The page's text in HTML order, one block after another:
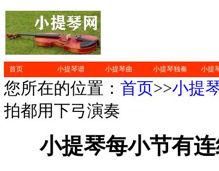
首页 小提琴谱 小提琴曲 小提琴独奏 小提
您所在的位置： 首页>>小提
拍都用下弓演奏
小提琴每小节有